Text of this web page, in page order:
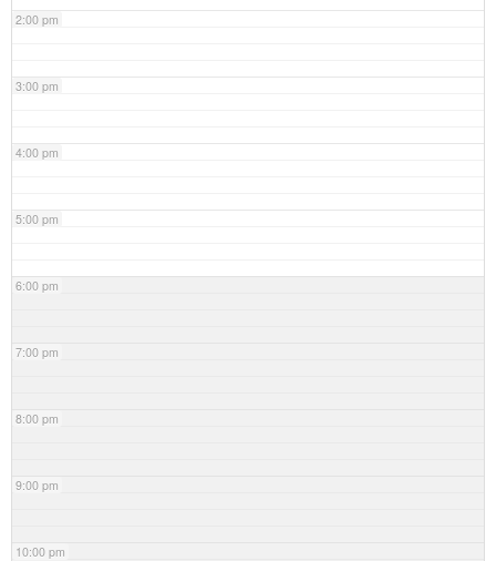
2:00 pm
3:00 pm
4:00 pm
5:00 pm
6:00 pm
7:00 pm
8:00 pm
9:00 pm
10:00 pm